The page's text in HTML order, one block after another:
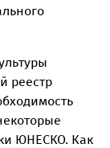
реестр
ЮНЕСКО. Как